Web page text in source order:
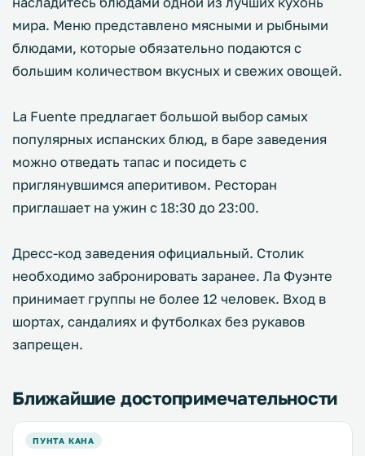
мира. Меню представлено мясными и рыбными
блюдами, которые обязательно подаются с
большим количеством вкусных и свежих овощей.
La Fuente предлагает большой выбор самых
популярных испанских блюд, в баре заведения
можно отведать тапас и посидеть с
приглянувшимся аперитивом. Ресторан
приглашает на ужин с 18:30 до 23:00.
Дресс-код заведения официальный. Столик
необходимо забронировать заранее. Ла Фуэнте
принимает группы не более 12 человек. Вход в
шортах, сандалиях и футболках без рукавов
запрещен.
Ближайшие достопримечательности
ПУНТА КАНА